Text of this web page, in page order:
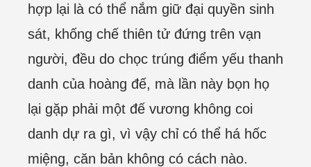
hợp lại là có thể nắm giữ đại quyền sinh
sát, khống chế thiên tử đứng trên vạn
người, đều do chọc trúng điểm yếu thanh
danh của hoàng đế, mà lần này bọn họ
lại gặp phải một đế vương không coi
danh dự ra gì, vì vậy chỉ có thể há hốc
miệng, căn bản không có cách nào.